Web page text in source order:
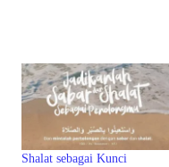
Shalat sebagai Kunci